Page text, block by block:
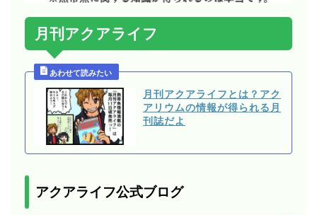
月刊アクアライフ
月刊アクアライフとは？アク
アリウムの情報が得られる月
刊誌だよ
アクアライフ公式ブログ